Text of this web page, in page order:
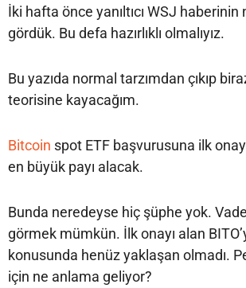
İki hafta önce yanıltıcı WSJ haberinin
gördük. Bu defa hazırlıklı olmalıyız.
Bu yazıda normal tarzımdan çıkıp
teorisine kayacağım.
Bitcoin spot ETF başvurusuna ilk
en büyük payı alacak.
Bunda neredeyse hiç şüphe yok.
görmek mümkün. İlk onayı alan
konusunda henüz yaklaşan olmadı.
için ne anlama geliyor?